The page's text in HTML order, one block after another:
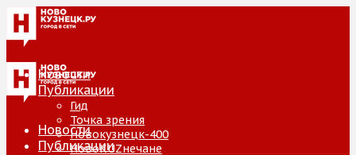
Новости
Публикации
Гид
Точка зрения
Новокузнецк-400
НовоKUZнечане
Новости
Публикации